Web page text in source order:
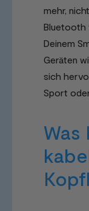
mehr,
Bluetooth
Deinem
Geräten
sich
Sport
Was